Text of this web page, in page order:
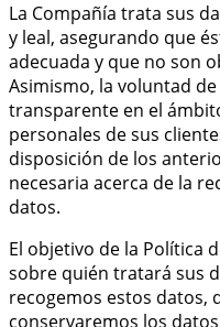
La Compañía trata sus
y leal, asegurando que
adecuada y que no son
Asimismo, la voluntad
transparente en el
personales de sus
disposición de los
necesaria acerca de la
datos.
El objetivo de la Política
sobre quién tratará sus
recogemos estos datos,
conservaremos los